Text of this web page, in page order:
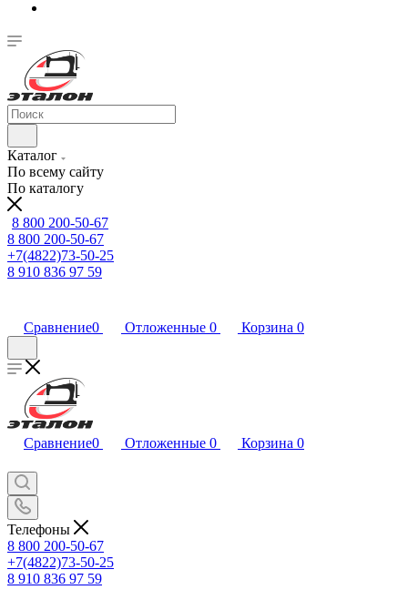
Каталог
По всему сайту
По каталогу
8 800 200-50-67
8 800 200-50-67
+7(4822)73-50-25
8 910 836 97 59
Сравнение0 Отложенные 0 Корзина 0
Сравнение0 Отложенные 0 Корзина 0
Телефоны
8 800 200-50-67
+7(4822)73-50-25
8 910 836 97 59